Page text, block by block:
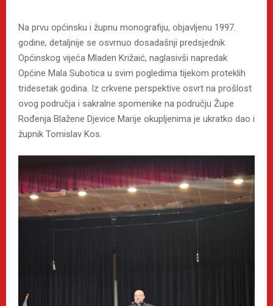
Na prvu općinsku i župnu monografiju, objavljenu 1997.
godine, detaljnije se osvrnuo dosadašnji predsjednik
Općinskog vijeća Mladen Križaić, naglasivši napredak
Općine Mala Subotica u svim pogledima tijekom proteklih
tridesetak godina. Iz crkvene perspektive osvrt na prošlost
ovog područja i sakralne spomenike na području Župe
Rođenja Blažene Djevice Marije okupljenima je ukratko dao i
župnik Tomislav Kos.